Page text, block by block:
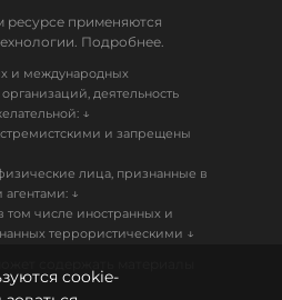
применяются
Подробнее.
и международных
деятельность
↓
и запрещены
лица, признанные в
↓
том числе иностранных и
террористическими ↓
cookie-